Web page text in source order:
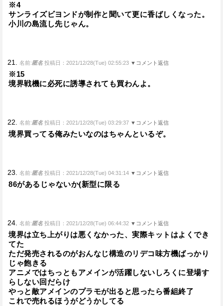
※4
サンライズビヨンドが制作と聞いて更に香ばしくなった。
小川の島流し先じゃん。
21. 名前:匿名 投稿日：2021/12/28(Tue) 02:55:23 ▼コメント返信
※15
境界戦機に必死に誘導されても買わんよ。
22. 名前:匿名 投稿日：2021/12/28(Tue) 03:29:37 ▼コメント返信
境界買ってる俺みたいなのはちゃんといるぞ。
23. 名前:匿名 投稿日：2021/12/28(Tue) 04:31:14 ▼コメント返信
86があるじゃないか(新型に限る
24. 名前:匿名 投稿日：2021/12/28(Tue) 06:44:32 ▼コメント返信
境界は立ち上がりは悪くなかった、実際キットはよくでき
てた
ただ発売されるのがおんなじ構造のリデコ味方機ばっかり
じゃ飽きる
アニメではちっともアメインが活躍しないしろくに登場す
らしない回だらけ
やっと敵アメインのプラモが出ると思ったら番組終了
これで売れるほうがどうかしてる